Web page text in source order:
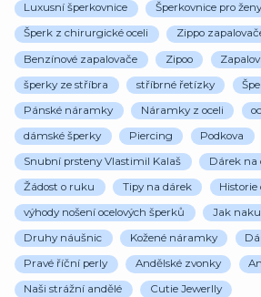
Luxusní šperkovnice Šperkovnice pro ženy
Šperk z chirurgické oceli Zippo
Benzínové zapalovače Zipoo
šperky ze stříbra stříbrné řetízky
Pánské náramky Náramky z oceli
dámské šperky Piercing Podkova
Snubní prsteny Vlastimil Kalaš Dárek na
Žádost o ruku Tipy na dárek
výhody nošení ocelových šperků Jak
Druhy náušnic Kožené náramky
Pravé říční perly Andělské zvonky
Naši strážní andělé Cutie Jewerlly